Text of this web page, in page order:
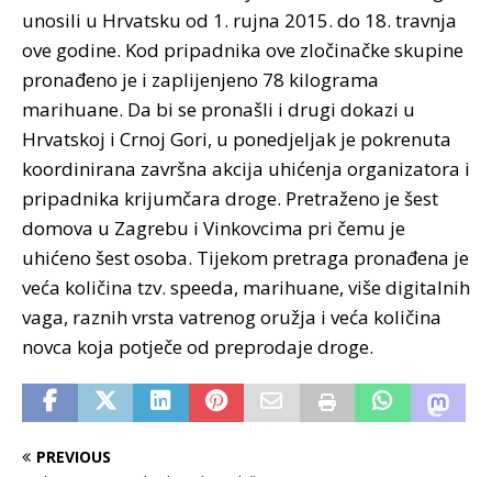
unosili u Hrvatsku od 1. rujna 2015. do 18. travnja
ove godine. Kod pripadnika ove zločinačke skupine
pronađeno je i zaplijenjeno 78 kilograma
marihuane. Da bi se pronašli i drugi dokazi u
Hrvatskoj i Crnoj Gori, u ponedjeljak je pokrenuta
koordinirana završna akcija uhićenja organizatora i
pripadnika krijumčara droge. Pretraženo je šest
domova u Zagrebu i Vinkovcima pri čemu je
uhićeno šest osoba. Tijekom pretraga pronađena je
veća količina tzv. speeda, marihuane, više digitalnih
vaga, raznih vrsta vatrenog oružja i veća količina
novca koja potječe od preprodaje droge.
PREVIOUS